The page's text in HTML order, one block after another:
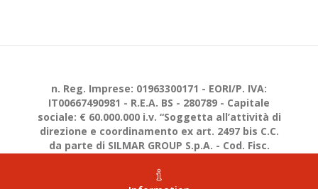
n. Reg. Imprese: 01963300171 - EORI/P. IVA:
IT00667490981 - R.E.A. BS - 280789 - Capitale
sociale: € 60.000.000 i.v. “Soggetta all’attività di
direzione e coordinamento ex art. 2497 bis C.C.
da parte di SILMAR GROUP S.p.A. - Cod. Fisc.